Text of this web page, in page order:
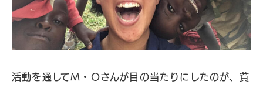
活動を通してM・Oさんが目の当たりにしたのが、貧